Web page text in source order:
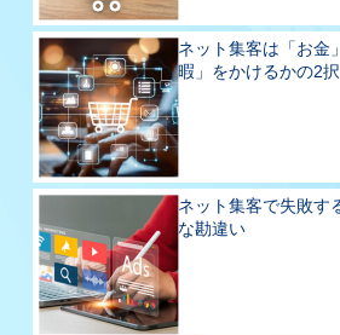
ネット集客は「お金
暇」をかけるかの2択
ネット集客で失敗す
な勘違い